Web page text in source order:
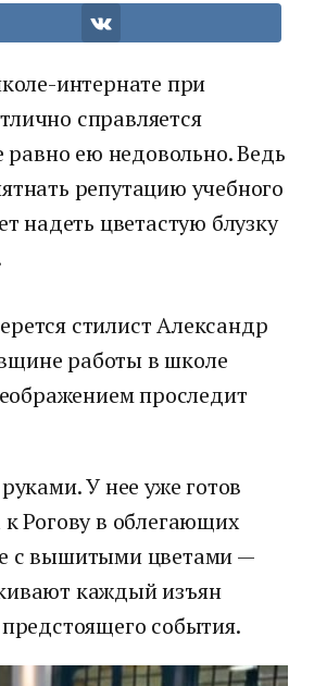
интернате при
справляется
равно ею недовольно. Ведь
репутацию учебного
надеть цветастую блузку
стилист Александр
работы в школе
проследит
У нее уже готов
Рогову в облегающих
с вышитыми цветами —
каждый изъян
события.